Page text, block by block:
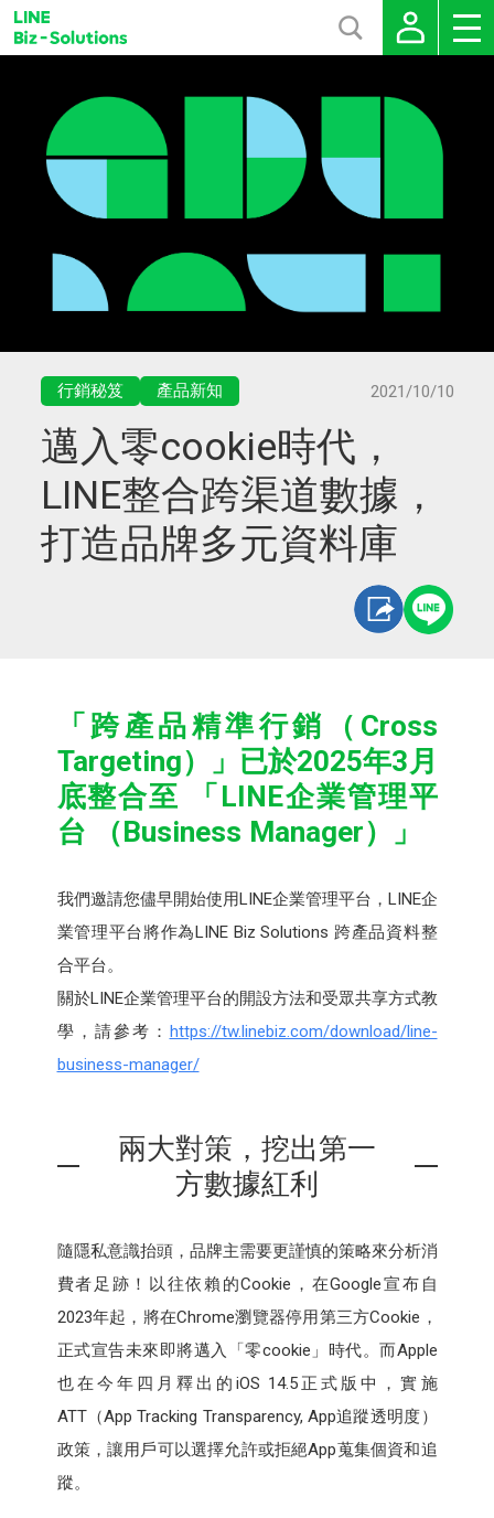
行銷秘笈 產品新知 2021/10/10
邁入零cookie時代，
LINE整合跨渠道數據，
打造品牌多元資料庫
「跨產品精準行銷（Cross
Targeting）」已於2025年3月
底整合至 「LINE企業管理平
台 （Business Manager）」
我們邀請您儘早開始使用LINE企業管理平台，LINE企
業管理平台將作為LINE Biz Solutions 跨產品資料整
合平台。
關於LINE企業管理平台的開設方法和受眾共享方式教
學，請參考： https://tw.linebiz.com/download/line-
business-manager/
兩大對策，挖出第一
方數據紅利
隨隱私意識抬頭，品牌主需要更謹慎的策略來分析消
費者足跡！以往依賴的Cookie，在Google宣布自
2023年起，將在Chrome瀏覽器停用第三方Cookie，
正式宣告未來即將邁入「零cookie」時代。而Apple
也在今年四月釋出的iOS 14.5正式版中，實施
ATT（App Tracking Transparency, App追蹤透明度）
政策，讓用戶可以選擇允許或拒絕App蒐集個資和追
蹤。